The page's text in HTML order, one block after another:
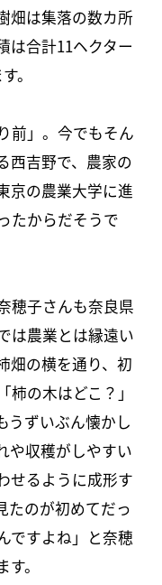
畑は集落の数カ所
は合計11ヘクター
。
前」。今でもそん
西吉野で、農家の
京の農業大学に進
たからだそうで
穂子さんも奈良県
は農業とは縁遠い
畑の横を通り、初
の木はどこ？」
うずいぶん懐かし
や収穫がしやすい
せるように成形す
たのが初めてだっ
ですよね」と奈穂
。